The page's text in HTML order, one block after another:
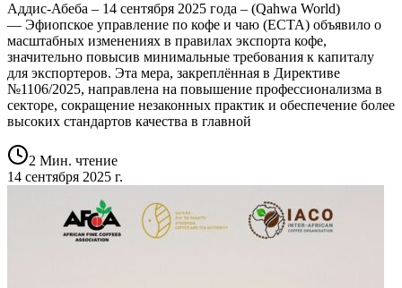
Аддис-Абеба – 14 сентября 2025 года – (Qahwa World)
— Эфиопское управление по кофе и чаю (ECTA) объявило о
масштабных изменениях в правилах экспорта кофе,
значительно повысив минимальные требования к капиталу
для экспортеров. Эта мера, закреплённая в Директиве
№1106/2025, направлена на повышение профессионализма в
секторе, сокращение незаконных практик и обеспечение более
высоких стандартов качества в главной
2 Мин. чтение
14 сентября 2025 г.